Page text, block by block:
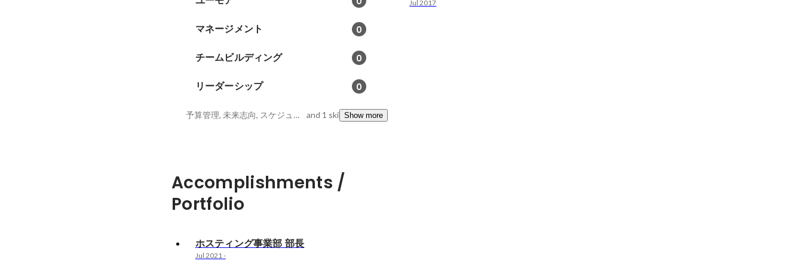
マネージメント 0
チームビルディング 0
リーダーシップ 0
予算管理, 未来志向, スケジュール管理 and 1 skillsShow more
Jul 2017
Accomplishments /
Portfolio
ホスティング事業部 部長
Jul 2021-